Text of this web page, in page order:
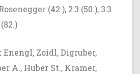
(42.), 2:3 (50.), 3:3
Enengl, Zoidl, Digruber,
A., Huber St., Kramer,